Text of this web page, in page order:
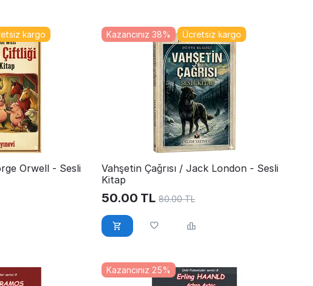
kargo
Orwell - Sesli
Ücretsiz kargo
Kazancınız 38%
Vahşetin Çağrısı / Jack London - Sesli
Kitap
50.00 TL 80.00 TL
Kazancınız 25%